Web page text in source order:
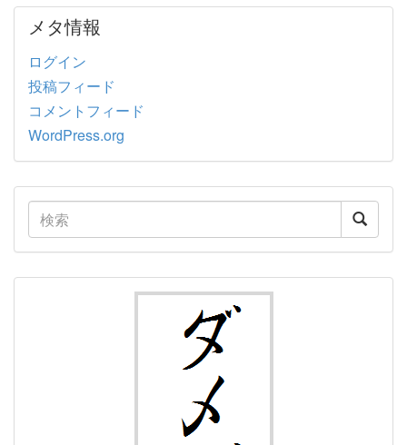
メタ情報
ログイン
投稿フィード
コメントフィード
WordPress.org